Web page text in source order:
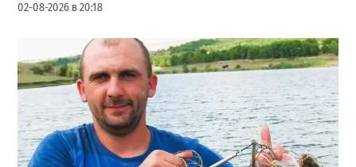
02-08-2026 в 20:18